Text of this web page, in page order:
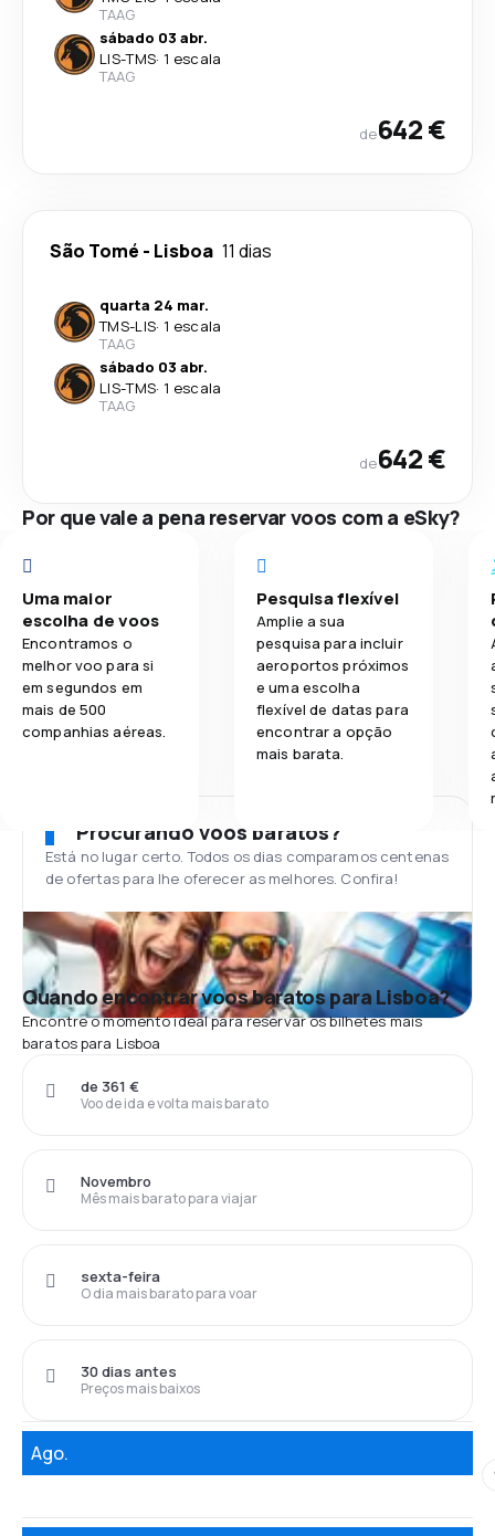
TAAG
sábado 03 abr.
LIS-TMS· 1 escala
TAAG
de642 €
São Tomé - Lisboa 11 dias
quarta 24 mar.
TMS-LIS· 1 escala
TAAG
sábado 03 abr.
LIS-TMS· 1 escala
TAAG
de642 €
Por que vale a pena reservar voos com a eSky?
Uma maior
escolha de voos
Encontramos o
melhor voo para si
em segundos em
mais de 500
companhias aéreas.
Pesquisa flexível
Amplie a sua
pesquisa para incluir
aeroportos próximos
e uma escolha
flexível de datas para
encontrar a opção
mais barata.
Procurando voos baratos?
Está no lugar certo. Todos os dias comparamos centenas
de ofertas para lhe oferecer as melhores. Confira!
Quando encontrar voos baratos para Lisboa?
Encontre o momento ideal para reservar os bilhetes mais
baratos para Lisboa
Voo de ida e volta mais barato
de 361 €
Mês mais barato para viajar
Novembro
O dia mais barato para voar
sexta-feira
Preços mais baixos
30 dias antes
Ago.